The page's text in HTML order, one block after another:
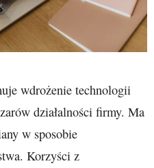
wdrożenie technologii
działalności firmy. Ma
w sposobie
Korzyści z